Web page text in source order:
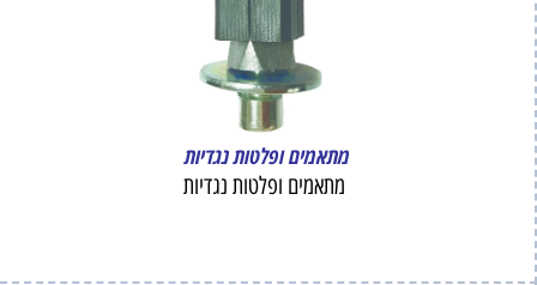
מתאמים ופלטות נגדיות
מתאמים ופלטות נגדיות